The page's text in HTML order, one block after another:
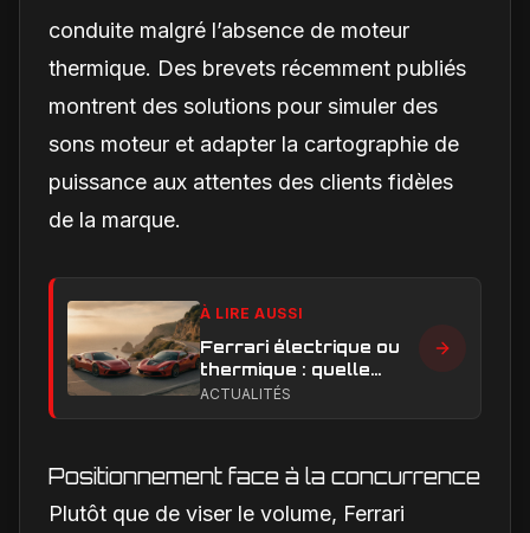
conduite malgré l’absence de moteur
thermique. Des brevets récemment publiés
montrent des solutions pour simuler des
sons moteur et adapter la cartographie de
puissance aux attentes des clients fidèles
de la marque.
À LIRE AUSSI
Ferrari électrique ou
thermique : quelle
performance et quelle
expérience de
ACTUALITÉS
Positionnement face à la concurrence
Plutôt que de viser le volume, Ferrari